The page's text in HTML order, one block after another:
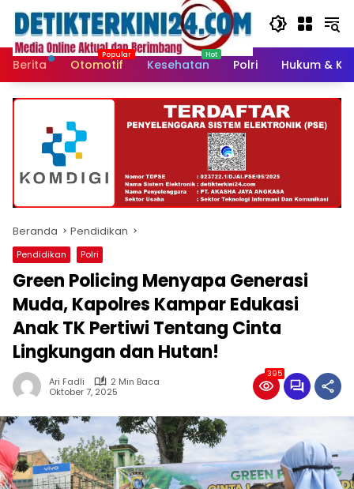
Langsung
konten
Berita
Otomotif Kesehatan Polri Hukum &
Beranda Pendidikan
Pendidikan Polri
Green Policing Menyapa Generasi
Muda, Kapolres Kampar Edukasi
Anak TK Pertiwi Tentang Cinta
Lingkungan dan Hutan!
Ari Fadli
2 Min Baca
Oktober 7, 2025
395